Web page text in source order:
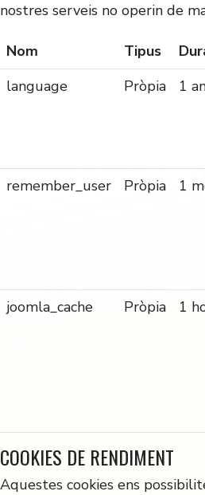
nostres serveis no operin de
Nom Tipus
language
Pròpia 1
remember_user
Pròpia 1
joomla_cache
Pròpia 1
COOKIES DE RENDIMENT
Aquestes cookies ens